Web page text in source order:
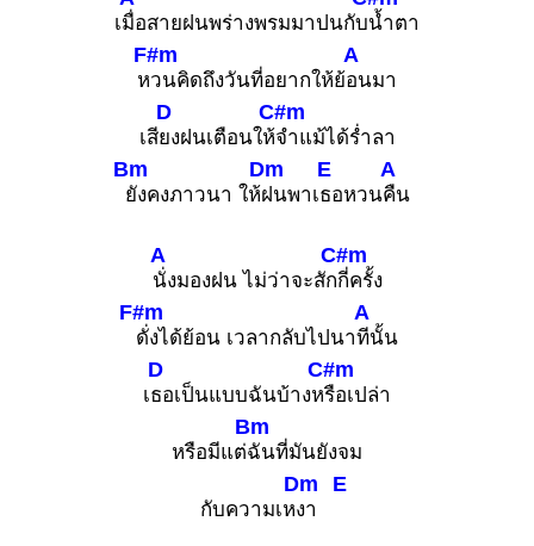
เมื่อสายฝนพร่างพรมมาปนกับน้ำตา
ห
F#m
วนคิดถึงวันที่อยากให้ย้
A
อนมา
เสี
D
ยงฝนเตือนให้
C#m
จำแม้ได้ร่ำลา
Bm
ยังคงภาวนา ให้
Dm
ฝนพาเ
E
ธอหวน
A
คืน
A
นั่งมองฝน ไม่ว่าจะสัก
C#m
กี่ครั้ง
F#m
ดั่งได้ย้อน เวลากลับไปนา
A
ทีนั้น
เ
D
ธอเป็นแบบฉันบ้างห
C#m
รือเปล่า
หรือมีแต่
Bm
ฉันที่มันยังจม
กับความเห
Dm
งา
E